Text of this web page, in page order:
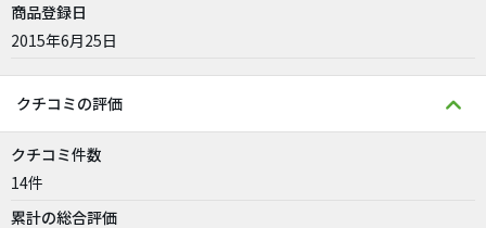
商品登録日
2015年6月25日
クチコミの評価
クチコミ件数
14件
累計の総合評価